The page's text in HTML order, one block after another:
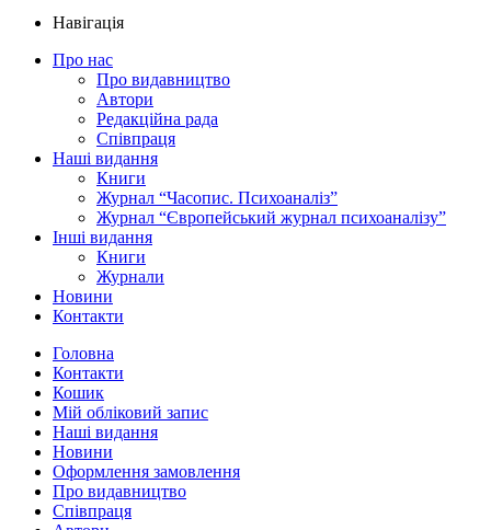
Навігація
Про нас
Про видавництво
Автори
Редакційна рада
Співпраця
Наші видання
Книги
Журнал “Часопис. Психоаналіз”
Журнал “Європейський журнал психоаналізу”
Інші видання
Книги
Журнали
Новини
Контакти
Головна
Контакти
Кошик
Мій обліковий запис
Наші видання
Новини
Оформлення замовлення
Про видавництво
Співпраця